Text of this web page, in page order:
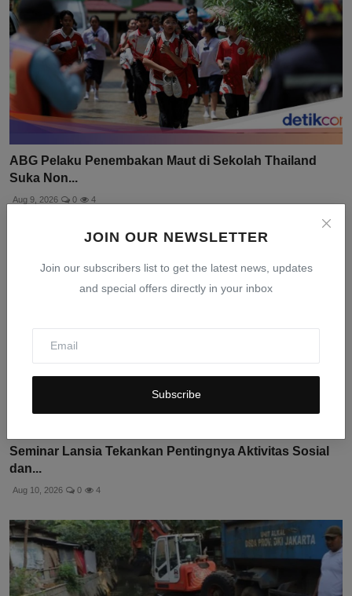
JOIN OUR NEWSLETTER
Join our subscribers list to get the latest news, updates
and special offers directly in your inbox
Subscribe
ABG Pelaku Penembakan Maut di Sekolah Thailand
Suka Non...
Aug 9, 2026 0 4
Seminar Lansia Tekankan Pentingnya Aktivitas Sosial
dan...
Aug 10, 2026 0 4